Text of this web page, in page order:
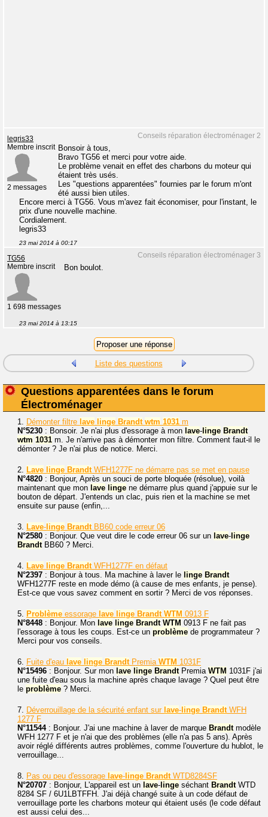
Conseils réparation électroménager 2
legris33
Membre inscrit
2 messages
Bonsoir à tous,
Bravo TG56 et merci pour votre aide.
Le problème venait en effet des charbons du moteur qui
étaient très usés.
Les "questions apparentées" fournies par le forum m'ont
été aussi bien utiles.
Encore merci à TG56. Vous m'avez fait économiser, pour l'instant, le
prix d'une nouvelle machine.
Cordialement.
legris33
23 mai 2014 à 00:17
Conseils réparation électroménager 3
TG56
Membre inscrit
1 698 messages
Bon boulot.
23 mai 2014 à 13:15
Liste des questions
Questions apparentées dans le forum
Électroménager
1. Démonter filtre lave linge Brandt wtm 1031 m
N°5230 : Bonsoir. Je n'ai plus d'essorage à mon lave- linge Brandt
wtm 1031 m. Je n'arrive pas à démonter mon filtre. Comment faut-il le
démonter ? Je n'ai plus de notice. Merci.
2. Lave linge BrandtWFH1277F ne démarre pas se met en pause
N°4820 : Bonjour, Après un souci de porte bloquée (résolue), voilà
maintenant que mon lave linge ne démarre plus quand j'appuie sur le
bouton de départ. J'entends un clac, puis rien et la machine se met
ensuite sur pause (enfin,...
3. Lave- linge BrandtBB60 code erreur 06
N°2580 : Bonjour. Que veut dire le code erreur 06 sur un lave- linge
BrandtBB60 ? Merci.
4. Lave linge BrandtWFH1277F en défaut
N°2397 : Bonjour à tous. Ma machine à laver le linge Brandt
WFH1277F reste en mode démo (à cause de mes enfants, je pense).
Est-ce que vous savez comment en sortir ? Merci de vos réponses.
5. Problème essorage lave linge Brandt WTM 0913 F
N°8448 : Bonjour. Mon lave linge Brandt WTM 0913 F ne fait pas
l'essorage à tous les coups. Est-ce un problème de programmateur ?
Merci pour vos conseils.
6. Fuite d'eau lave linge BrandtPremia WTM 1031F
N°15496 : Bonjour. Sur mon lave linge BrandtPremia WTM 1031F j'ai
une fuite d'eau sous la machine après chaque lavage ? Quel peut être
le problème ? Merci.
7. Déverrouillage de la sécurité enfant sur lave- linge BrandtWFH
1277 F
N°11544: Bonjour. J'ai une machine à laver de marque Brandtmodèle
WFH 1277 F et je n'ai que des problèmes (elle n'a pas 5 ans). Après
avoir réglé différents autres problèmes, comme l'ouverture du hublot, le
verrouillage...
8. Pas ou peu d'essorage lave- linge BrandtWTD8284SF
N°20707 : Bonjour, L'appareil est un lave- linge séchant BrandtWTD
8284 SF / 6U1LBTFFH. J'ai déjà changé suite à un code défaut de
verrouillage porte les charbons moteur qui étaient usés (le code défaut
est aussi celui des...